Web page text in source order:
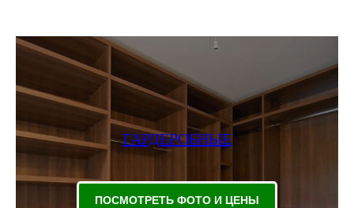
ГАРДЕРОБНЫЕ
ПОСМОТРЕТЬ ФОТО И ЦЕНЫ